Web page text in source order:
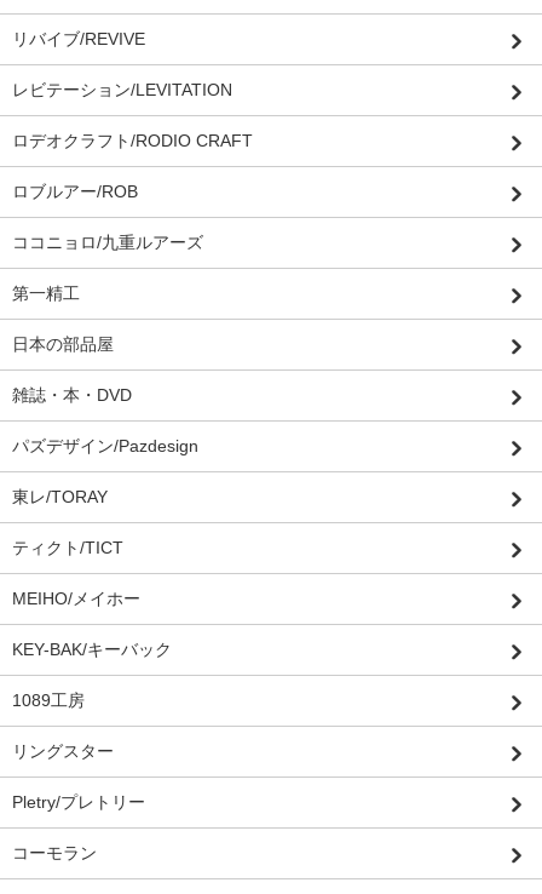
リバイブ/REVIVE
レビテーション/LEVITATION
ロデオクラフト/RODIO CRAFT
ロブルアー/ROB
ココニョロ/九重ルアーズ
第一精工
日本の部品屋
雑誌・本・DVD
パズデザイン/Pazdesign
東レ/TORAY
ティクト/TICT
MEIHO/メイホー
KEY-BAK/キーバック
1089工房
リングスター
Pletry/プレトリー
コーモラン